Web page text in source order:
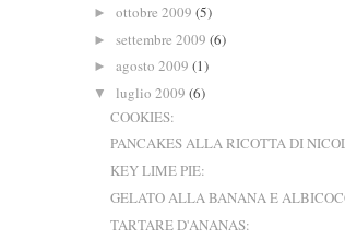
► ottobre 2009 (5)
► settembre 2009 (6)
► agosto 2009 (1)
▼ luglio 2009 (6)
COOKIES:
PANCAKES ALLA RICOTTA DI
KEY LIME PIE:
GELATO ALLA BANANA E
TARTARE D'ANANAS: